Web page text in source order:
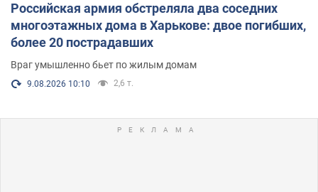
Российская армия обстреляла два соседних
многоэтажных дома в Харькове: двое погибших,
более 20 пострадавших
Враг умышленно бьет по жилым домам
9.08.2026 10:10 2,6 т.